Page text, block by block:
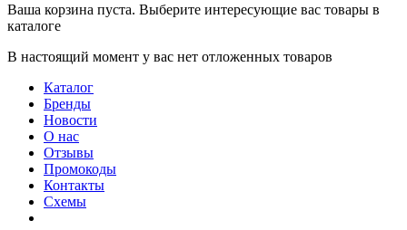
Ваша корзина пуста. Выберите интересующие вас товары в
каталоге
В настоящий момент у вас нет отложенных товаров
Каталог
Бренды
Новости
О нас
Отзывы
Промокоды
Контакты
Схемы